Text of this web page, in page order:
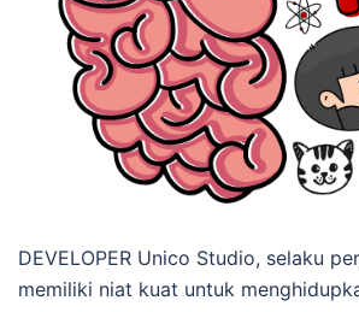
DEVELOPER Unico Studio, selaku
memiliki niat kuat untuk